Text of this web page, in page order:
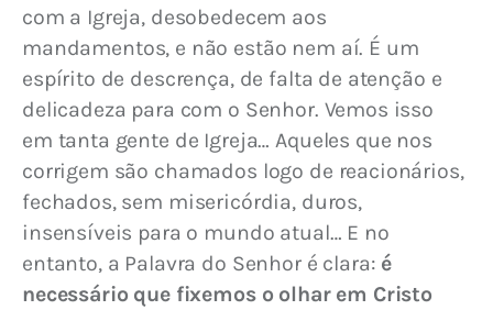
com a Igreja, desobedecem aos
mandamentos, e não estão nem aí. É um
espírito de descrença, de falta de atenção e
delicadeza para com o Senhor. Vemos isso
em tanta gente de Igreja… Aqueles que nos
corrigem são chamados logo de reacionários,
fechados, sem misericórdia, duros,
insensíveis para o mundo atual… E no
entanto, a Palavra do Senhor é clara: é
necessário que fixemos o olhar em Cristo